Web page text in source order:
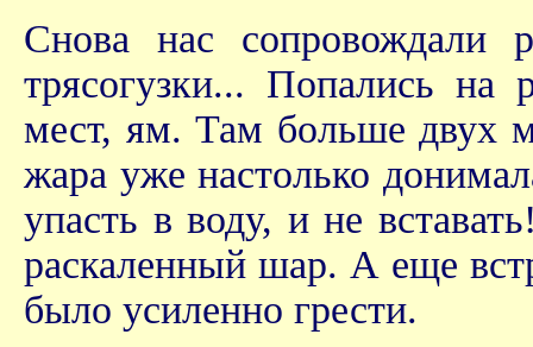
Снова нас сопровождали
трясогузки... Попались на
мест, ям. Там больше двух
жара уже настолько
упасть в воду, и не
раскаленный шар. А еще
было усиленно грести.